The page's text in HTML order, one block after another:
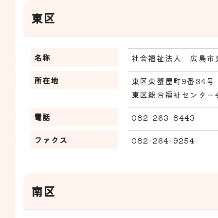
東区
名称
社会福祉法人 広島市
所在地
東区東蟹屋町9番34号
東区総合福祉センター
電話
082-263-8443
ファクス
082-264-9254
南区